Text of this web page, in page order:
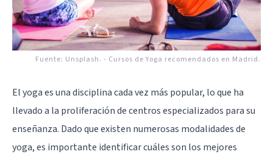
Fuente: Unsplash. - Cursos de Yoga recomendados en Madrid.
El yoga es una disciplina cada vez más popular, lo que ha
llevado a la proliferación de centros especializados para su
enseñanza. Dado que existen numerosas modalidades de
yoga, es importante identificar cuáles son los mejores